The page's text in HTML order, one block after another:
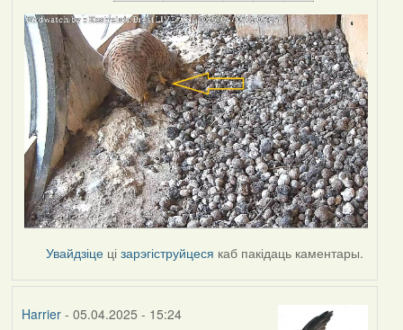
Увайдзіце цізарэгіструйцеся каб пакідаць каментары.
Harrier- 05.04.2025 - 15:24